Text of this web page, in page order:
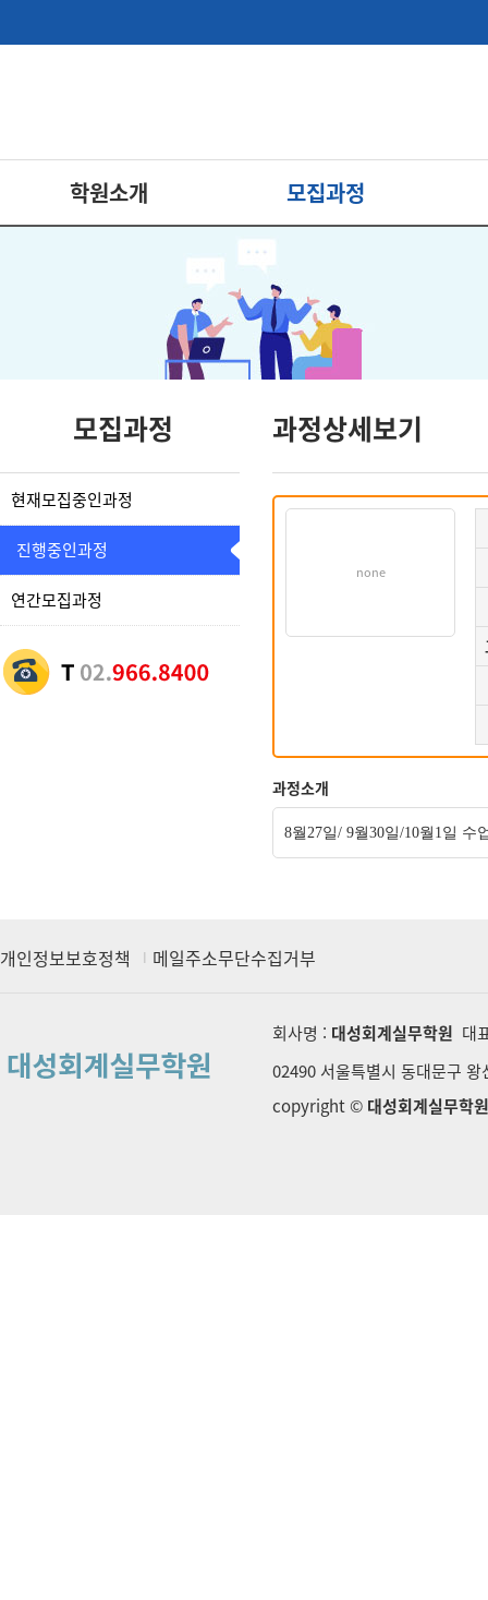
학원소개 모집과정
모집과정
현재모집중인과정
진행중인과정
연간모집과정
과정상세보기
none
과정소개
8월27일/ 9월30일/10월1일 수
개인정보보호정책 메일주소무단수집거부
회사명 : 대성회계실무학원 대
02490 서울특별시 동대문구
copyright © 대성회계실무학원